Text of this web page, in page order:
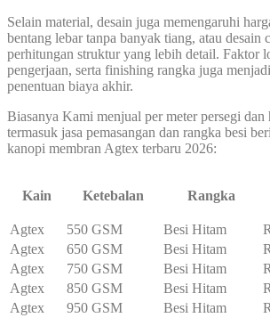
Selain material, desain juga memengaruhi
bentang lebar tanpa banyak tiang, atau desain
perhitungan struktur yang lebih detail. Faktor
pengerjaan, serta finishing rangka juga
penentuan biaya akhir.
Biasanya Kami menjual per meter persegi dan
termasuk jasa pemasangan dan rangka besi
kanopi membran Agtex terbaru 2026:
Kain Ketebalan Rangka
Agtex 550 GSM Besi Hitam
Agtex
650 GSM Besi Hitam
Agtex
750 GSM Besi Hitam
Agtex
850 GSM Besi Hitam
Agtex
950 GSM Besi Hitam